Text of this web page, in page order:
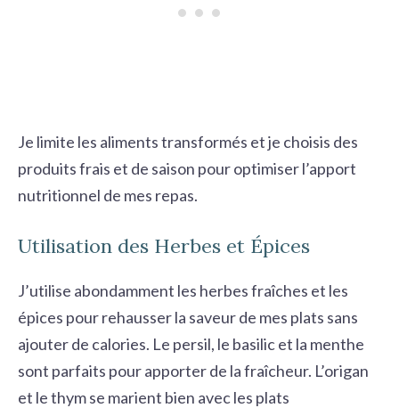
Je limite les aliments transformés et je choisis des
produits frais et de saison pour optimiser l’apport
nutritionnel de mes repas.
Utilisation des Herbes et Épices
J’utilise abondamment les herbes fraîches et les
épices pour rehausser la saveur de mes plats sans
ajouter de calories. Le persil, le basilic et la menthe
sont parfaits pour apporter de la fraîcheur. L’origan
et le thym se marient bien avec les plats